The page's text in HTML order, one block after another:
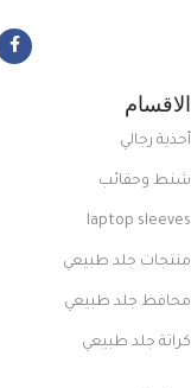
الاقسام
أحذية رجالي
شنط وحقائب
laptop sleeves
منتجات جلد طبيعي
محافظ جلد طبيعي
كراتة جلد طبيعي